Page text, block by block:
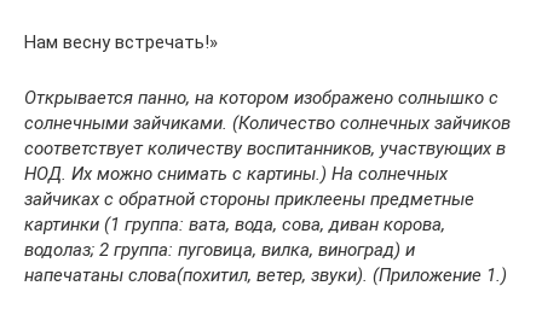
Нам весну встречать!»
Открывается панно, на котором изображено солнышко с
солнечными зайчиками. (Количество солнечных зайчиков
соответствует количеству воспитанников, участвующих в
НОД. Их можно снимать с картины.) На солнечных
зайчиках с обратной стороны приклеены предметные
картинки (1 группа: вата, вода, сова, диван корова,
водолаз; 2 группа: пуговица, вилка, виноград) и
напечатаны слова(похитил, ветер, звуки). (Приложение 1.)